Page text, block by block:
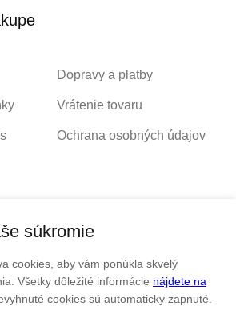
Dopravy a platby
Vrátenie tovaru
Ochrana osobných údajov
O nás
súkromie
cookies, aby vám ponúkla skvelý
Všetky dôležité informácie nájdete na
cookies sú automaticky zapnuté.